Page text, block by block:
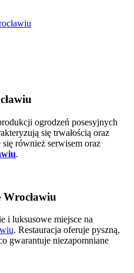
ogrodzeń posesyjnych
się trwałością oraz
również serwisem oraz
.
i luksusowe miejsce na
. Restauracja oferuje pyszną,
gwarantuje niezapomniane